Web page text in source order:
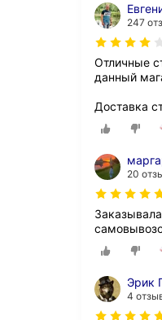
247
Отличные
данный
Доставка
20
Эрик
4